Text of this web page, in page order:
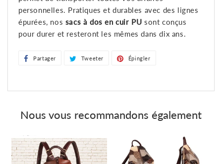
personnelles. Pratiques et durables avec des lignes
épurées, nos sacs à dos en cuir PU sont conçus
pour durer et resteront les mêmes dans dix ans.
Partager PartagerTweeter TweeterÉpingler
Nous vous recommandons également